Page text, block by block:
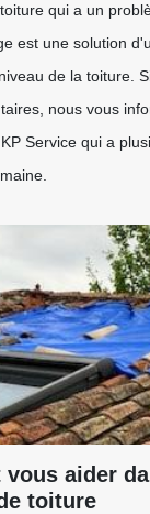
qui a un
est une solution
de la toiture.
nous vous
Service qui a
vous aider
toiture